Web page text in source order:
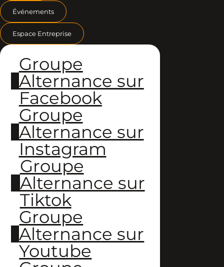
Événements
Espace Entreprise
Groupe
Alternance sur
Facebook
Groupe
Alternance sur
Instagram
Groupe
Alternance sur
Tiktok
Groupe
Alternance sur
Youtube